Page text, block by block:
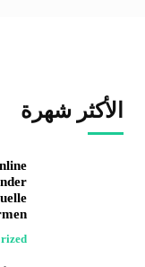
الأكثر شهرة